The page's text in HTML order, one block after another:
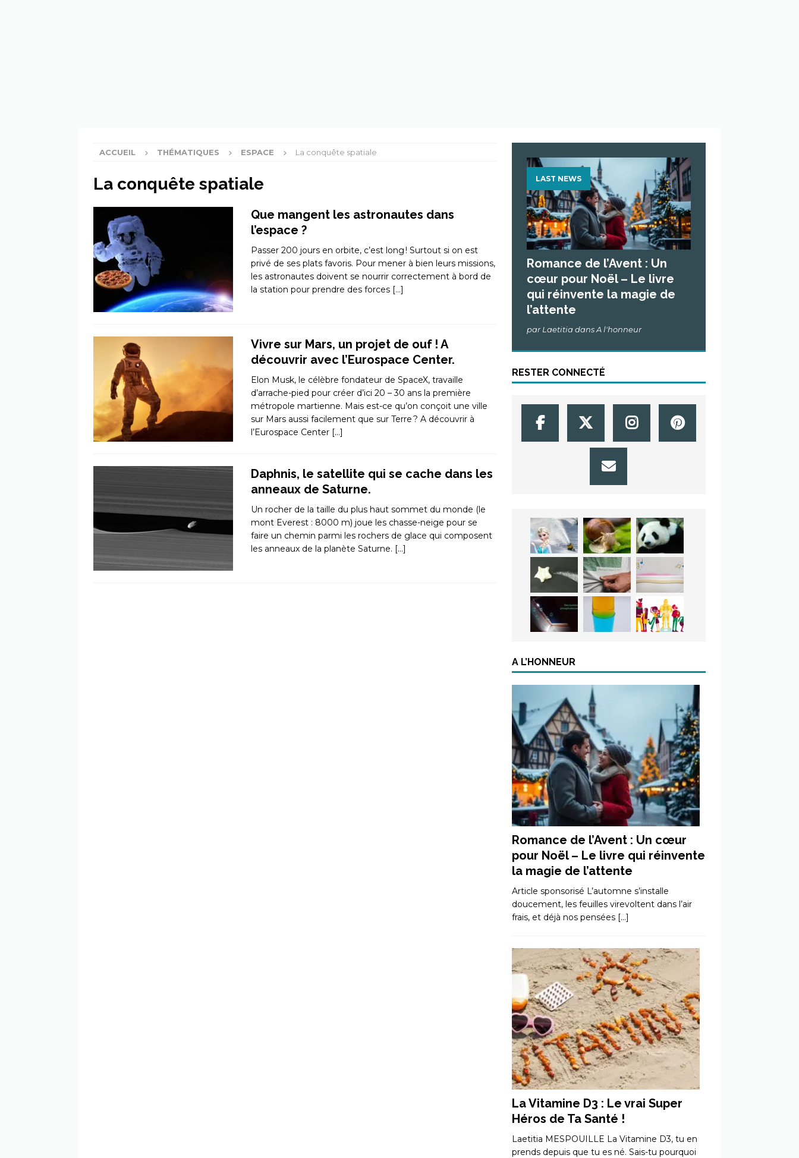
ACCUEIL THÉMATIQUES ESPACE La conquête spatiale
La conquête spatiale
Que mangent les astronautes dans
l’espace ?
Passer 200 jours en orbite, c’est long ! Surtout si on est
privé de ses plats favoris. Pour mener à bien leurs missions,
les astronautes doivent se nourrir correctement à bord de
la station pour prendre des forces […]
Vivre sur Mars, un projet de ouf ! A
découvrir avec l’Eurospace Center.
Elon Musk, le célèbre fondateur de SpaceX, travaille
d’arrache-pied pour créer d’ici 20 – 30 ans la première
métropole martienne. Mais est-ce qu’on conçoit une ville
sur Mars aussi facilement que sur Terre ? A découvrir à
l’Eurospace Center […]
Daphnis, le satellite qui se cache dans les
anneaux de Saturne.
Un rocher de la taille du plus haut sommet du monde (le
mont Everest : 8000 m) joue les chasse-neige pour se
faire un chemin parmi les rochers de glace qui composent
les anneaux de la planète Saturne. […]
LAST NEWS
Romance de l’Avent : Un
cœur pour Noël – Le livre
qui réinvente la magie de
l’attente
par Laetitia dans A l'honneur
RESTER CONNECTÉ
A L’HONNEUR
Romance de l’Avent : Un cœur
pour Noël – Le livre qui réinvente
la magie de l’attente
Article sponsorisé L’automne s’installe
doucement, les feuilles virevoltent dans l’air
frais, et déjà nos pensées […]
La Vitamine D3 : Le vrai Super
Héros de Ta Santé !
Laetitia MESPOUILLE La Vitamine D3, tu en
prends depuis que tu es né. Sais-tu pourquoi